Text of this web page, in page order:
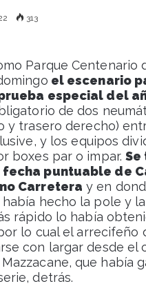
313
Parque Centenario
el escenario
especial del
de dos
y trasero derecho)
y los equipos
boxes par o impar.Se
fecha puntuable de
Carretera y en
había hecho la pole y
rápido lo había
lo cual el arrecifeño
con largar desde el
que había
detrás.